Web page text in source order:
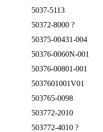
5037-5113
50372-8000 ?
50375-00431-004
50376-0060N-001
50376-00801-001
5037601001V01
503765-0098
503772-2010
503772-4010 ?